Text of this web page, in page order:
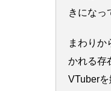
きになっ
まわりか
かれる存
VTuber